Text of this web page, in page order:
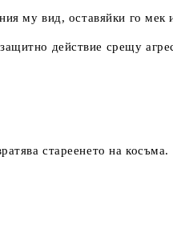
му вид, оставяйки го мек
действие срещу
стареенето на косъма.